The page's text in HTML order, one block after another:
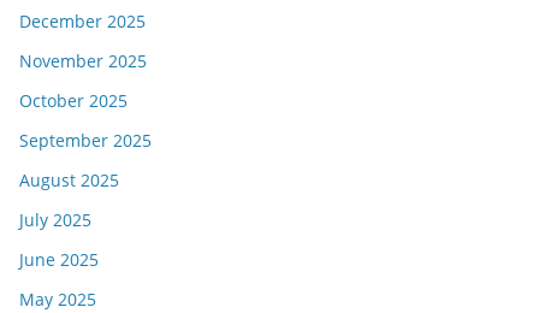
December 2025
November 2025
October 2025
September 2025
August 2025
July 2025
June 2025
May 2025